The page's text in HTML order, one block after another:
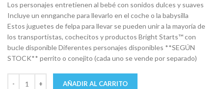
Los personajes entretienen al bebé con sonidos dulces y suaves
Incluye un ennganche para llevarlo en el coche o la babysilla
Estos juguetes de felpa para llevar se pueden unir a la mayoría de
los transportistas, cochecitos y productos Bright Starts™ con
bucle disponible Diferentes personajes disponibles **SEGÚN
STOCK** perrito o conejito (cada uno se vende por separado)
AÑADIR AL CARRITO